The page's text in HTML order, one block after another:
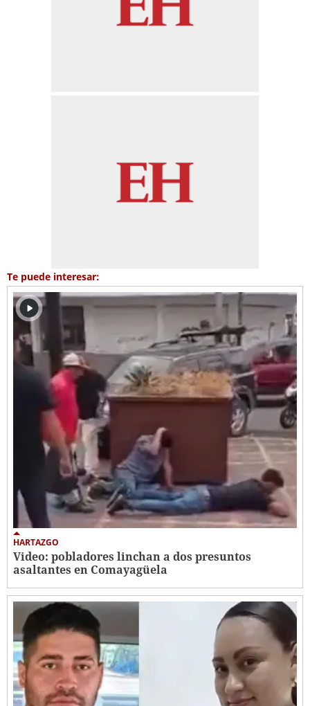
Te puede interesar:
HARTAZGO
Video: pobladores linchan a dos presuntos
asaltantes en Comayagüela